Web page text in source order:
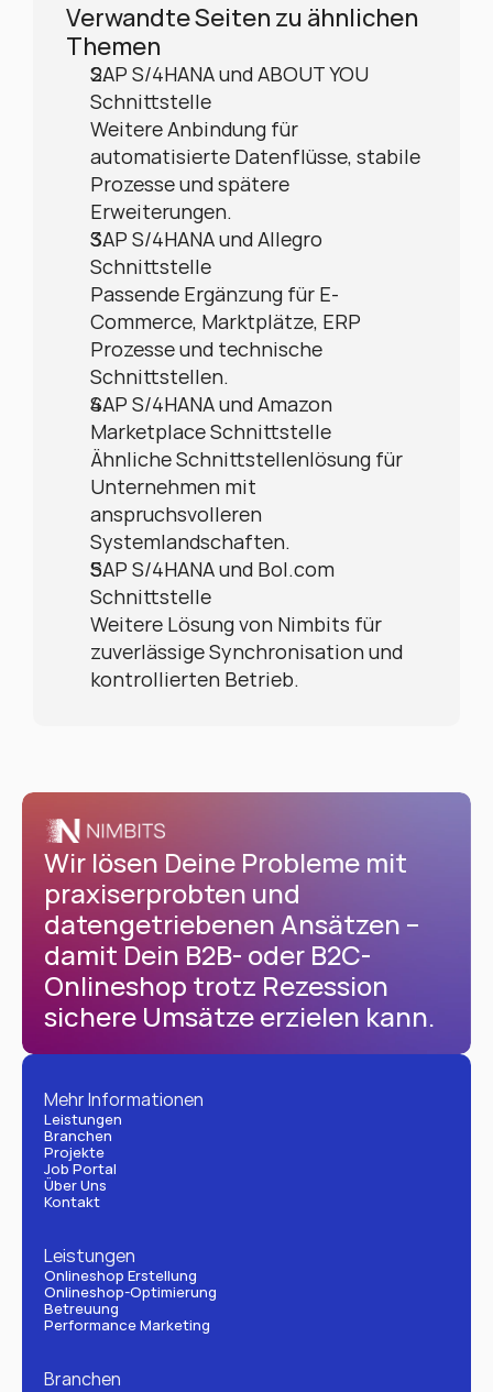
Verwandte Seiten zu ähnlichen
Themen
SAP S/4HANA und ABOUT YOU
Schnittstelle
Weitere Anbindung für
automatisierte Datenflüsse, stabile
Prozesse und spätere
Erweiterungen.
SAP S/4HANA und Allegro
Schnittstelle
Passende Ergänzung für E-
Commerce, Marktplätze, ERP
Prozesse und technische
Schnittstellen.
SAP S/4HANA und Amazon
Marketplace Schnittstelle
Ähnliche Schnittstellenlösung für
Unternehmen mit
anspruchsvolleren
Systemlandschaften.
SAP S/4HANA und Bol.com
Schnittstelle
Weitere Lösung von Nimbits für
zuverlässige Synchronisation und
kontrollierten Betrieb.
Wir lösen Deine Probleme mit
praxiserprobten und
datengetriebenen Ansätzen –
damit Dein B2B- oder B2C-
Onlineshop trotz Rezession
sichere Umsätze erzielen kann.
Mehr Informationen
Leistungen
Branchen
Projekte
Job Portal
Über Uns
Kontakt
Leistungen
Onlineshop Erstellung
Onlineshop-Optimierung
Betreuung
Performance Marketing
Branchen